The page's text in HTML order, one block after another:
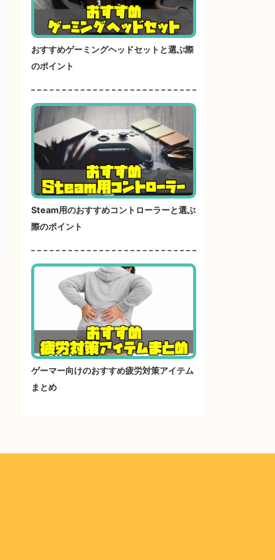
おすすめゲーミングヘッドセットと選ぶ際
のポイント
Steam用のおすすめコントローラーと選ぶ
際のポイント
ゲーマー向けのおすすめ疲労対策アイテム
まとめ